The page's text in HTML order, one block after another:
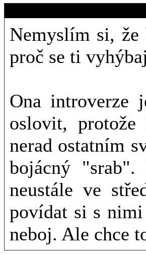
Nemyslím si, že
proč se ti
Ona introverze
oslovit,
nerad ostatním
bojácný
neustále ve
povídat si s nimi
neboj. Ale chce